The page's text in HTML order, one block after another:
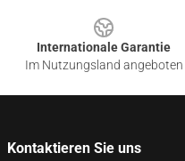
Internationale Garantie
Im Nutzungsland angeboten
Kontaktieren Sie uns